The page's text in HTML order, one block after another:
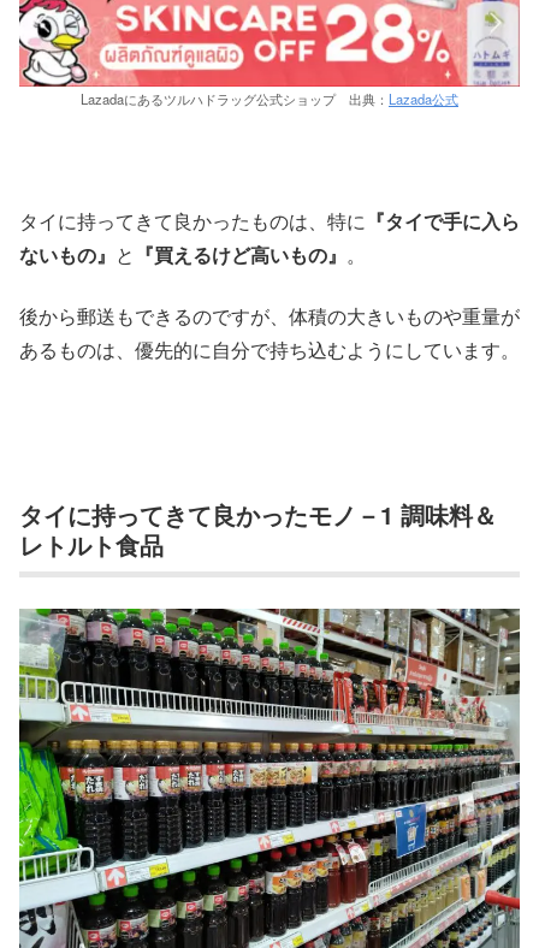
Lazadaにあるツルハドラッグ公式ショップ 出典： Lazada公式
タイに持ってきて良かったものは、特に 『タイで手に入ら
ないもの』 と 『買えるけど高いもの』 。
後から郵送もできるのですが、体積の大きいものや重量が
あるものは、優先的に自分で持ち込むようにしています。
タイに持ってきて良かったモノ－1 調味料＆
レトルト食品